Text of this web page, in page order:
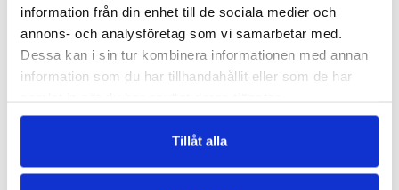
information från din enhet till de sociala medier och
annons- och analysföretag som vi samarbetar med.
Dessa kan i sin tur kombinera informationen med annan
information som du har tillhandahållit eller som de har
Tillåt alla